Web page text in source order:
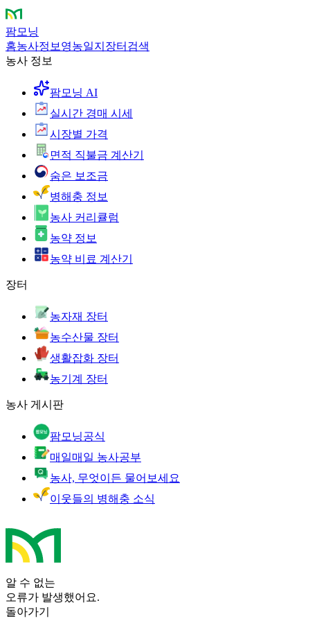
팜모닝
홈농사정보 영농일지 장터 검색
농사 정보
팜모닝 AI
실시간 경매 시세
시장별 가격
면적 직불금 계산기
숨은 보조금
병해충 정보
농사 커리큘럼
농약 정보
농약 비료 계산기
장터
농자재 장터
농수산물 장터
생활잡화 장터
농기계 장터
농사 게시판
팜모닝공식
매일매일 농사공부
농사, 무엇이든 물어보세요
이웃들의 병해충 소식
알 수 없는
오류가 발생했어요.
돌아가기